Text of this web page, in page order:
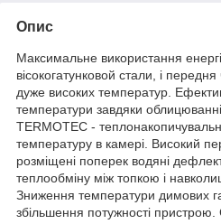
Опис
Максимальне використання
вісокогатунковой стали, і
дуже високих температур.
температури завдяки
TERMOTEC -
температуру в камері. Високий
розміщені поперек водяні
теплообміну між топкою і
Зниження температури димових
збільшення потужності пристрою.